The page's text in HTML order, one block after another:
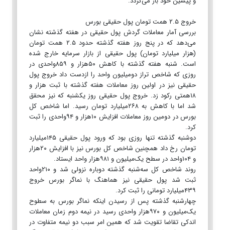
خروج ۲.۵ همت تومان پول حقیقی بورس
بررسی آمار معاملات گردش پول حقیقی در هفته گذشته نشان
می‌دهد که در پنج روز هفته گذشته حدود ۲.۵ همت تومان
(هزار میلیارد تومان) پول حقیقی از بازار سرمایه خارج شده
است. شنبه هفته گذشته با کاهش ۵۰هزار و ۸۵۹واحدی در
روزی که شاخص تراز دومیلیون واحد را ازدست داد خروج پول
حقیقی نیز در اولین روز معاملات هفته گذشته با ثبت هزار و
۱۸همتی رکود زد. خروج پول حقیقی روز یکشنبه که نیز محقق
شد اما با کاهش به ۲۶۸میلیارد تومان رسید. اما شاخص کل
بورس در دومین روز معاملات افزایش ۱۰هزار و ۹۴واحدی را ثبت
کرد.
دوشنبه گذشته تنها روزی بود که ورود پول حقیقی ۱۴۵میلیارد
تومان رخ داد همچنین شاخص کل بورس نیز با افزایش ۲۰هزار
و ۱۰۴واحد در سطح یک‌میلیون و ۹۸۱هزار واحد ایستاد.
روند شاخص کل سه‌شنبه گذشته دوباره نزولی شد و ۲۱۰واحد
ثبت شد پول حقیقی نیز هماهنگ با نماگر بورس خروج
۴۳۹میلیارد تومانی را ثبت کرد.
چهارشنبه گذشته پس از رسیدن اینکه نماگر بورس به سطوح
یک‌میلیون و ۹۷۰هزار واحدی رسید در نیمه دوم زمان معاملات
اندکی تقاضا تقویت شد که همین امر سبب دو نیمه متفاوت در